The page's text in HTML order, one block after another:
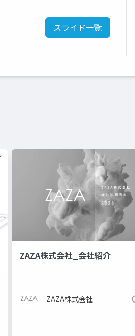
スライド一覧
ZAZA株式会社_会社紹介
ZAZA株式会社